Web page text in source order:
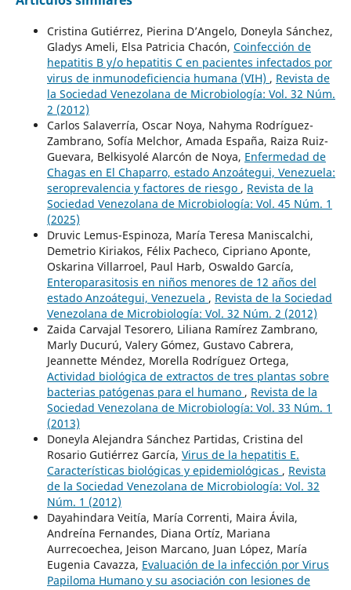
Cristina Gutiérrez, Pierina D’Angelo, Doneyla Sánchez,
Gladys Ameli, Elsa Patricia Chacón, Coinfección de
hepatitis B y/o hepatitis C en pacientes infectados por
virus de inmunodeficiencia humana (VIH) , Revista de
la Sociedad Venezolana de Microbiología: Vol. 32 Núm.
2 (2012)
Carlos Salaverría, Oscar Noya, Nahyma Rodríguez-
Zambrano, Sofía Melchor, Amada España, Raiza Ruiz-
Guevara, Belkisyolé Alarcón de Noya, Enfermedad de
Chagas en El Chaparro, estado Anzoátegui, Venezuela:
seroprevalencia y factores de riesgo , Revista de la
Sociedad Venezolana de Microbiología: Vol. 45 Núm. 1
(2025)
Druvic Lemus-Espinoza, María Teresa Maniscalchi,
Demetrio Kiriakos, Félix Pacheco, Cipriano Aponte,
Oskarina Villarroel, Paul Harb, Oswaldo García,
Enteroparasitosis en niños menores de 12 años del
estado Anzoátegui, Venezuela , Revista de la Sociedad
Venezolana de Microbiología: Vol. 32 Núm. 2 (2012)
Zaida Carvajal Tesorero, Liliana Ramírez Zambrano,
Marly Ducurú, Valery Gómez, Gustavo Cabrera,
Jeannette Méndez, Morella Rodríguez Ortega,
Actividad biológica de extractos de tres plantas sobre
bacterias patógenas para el humano , Revista de la
Sociedad Venezolana de Microbiología: Vol. 33 Núm. 1
(2013)
Doneyla Alejandra Sánchez Partidas, Cristina del
Rosario Gutiérrez García, Virus de la hepatitis E.
Características biológicas y epidemiológicas , Revista
de la Sociedad Venezolana de Microbiología: Vol. 32
Núm. 1 (2012)
Dayahindara Veitía, María Correnti, Maira Ávila,
Andreína Fernandes, Diana Ortíz, Mariana
Aurrecoechea, Jeison Marcano, Juan López, María
Eugenia Cavazza, Evaluación de la infección por Virus
Papiloma Humano y su asociación con lesiones de